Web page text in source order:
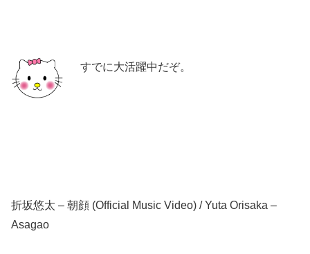
すでに大活躍中だぞ。
折坂悠太 – 朝顔 (Official Music Video) / Yuta Orisaka –
Asagao